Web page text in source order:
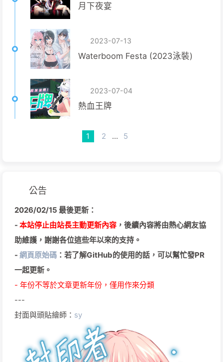
月下夜宴
2023-07-13
Waterboom Festa (2023泳裝)
2023-07-04
熱血王牌
1 2 … 5
公告
2026/02/15 最後更新：
- 本站停止由站長主動更新內容 ，後續內容將由熱心網友協
助維護，謝謝各位這些年以來的支持。
- 網頁原始碼 ：若了解GitHub的使用的話，可以幫忙發PR
一起更新。
- 年份不等於文章更新年份，僅用作來分類
---
封面與頭貼繪師： sy